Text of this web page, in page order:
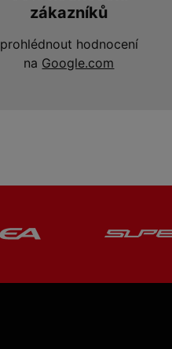
zákazníků
prohlédnout hodnocení
na Google.com